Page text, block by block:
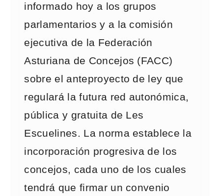
informado hoy a los grupos
parlamentarios y a la comisión
ejecutiva de la Federación
Asturiana de Concejos (FACC)
sobre el anteproyecto de ley que
regulará la futura red autonómica,
pública y gratuita de Les
Escuelines. La norma establece la
incorporación progresiva de los
concejos, cada uno de los cuales
tendrá que firmar un convenio